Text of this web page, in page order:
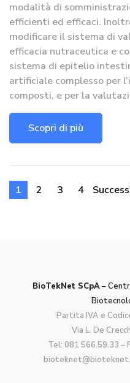
modalità di
efficienti ed efficaci.
modificare il sistema di
efficacia nutraceutica e
sistema di epitelio
artificiale complesso per
composti, e per la
Scopri di più
1 2 3 4
BioTekNet SCpA–
Partita IVA e
Via L. De
Tel: 081 566.59.33 –